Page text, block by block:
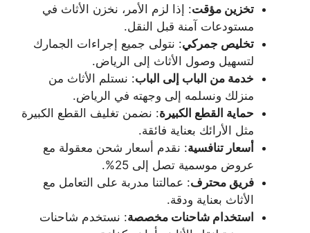
تخزين مؤقت: إذا لزم الأمر، نخزن الأثاث في
مستودعات آمنة قبل النقل.
تخليص جمركي: نتولى جميع إجراءات الجمارك
لتسهيل وصول الأثاث إلى الرياض.
خدمة من الباب إلى الباب: نستلم الأثاث من
منزلك ونسلمه إلى وجهته في الرياض.
حماية القطع الكبيرة: نضمن تغليف القطع الكبيرة
مثل الأرائك بعناية فائقة.
أسعار تنافسية: نقدم أسعار شحن معقولة مع
عروض موسمية تصل إلى 25%.
فريق محترف: عمالتنا مدربة على التعامل مع
الأثاث بعناية ودقة.
استخدام شاحنات مخصصة: نستخدم شاحنات